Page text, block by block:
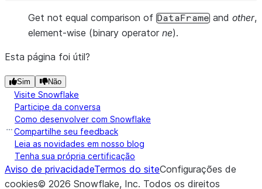
Get not equal comparison of DataFrame and other,
element-wise (binary operator ne).
Esta página foi útil?
Sim Não
Visite Snowflake
Participe da conversa
Como desenvolver com Snowflake
Compartilhe seu feedback
Leia as novidades em nosso blog
Tenha sua própria certificação
Aviso de privacidadeTermos do siteConfigurações de
cookies© 2026 Snowflake, Inc. Todos os direitos